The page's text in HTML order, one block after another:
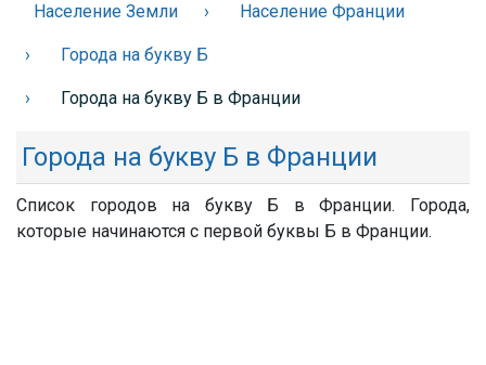
Население Земли Население Франции
Города на букву Б
Города на букву Б в Франции
Города на букву Б в Франции
Список городов на букву Б в Франции. Города,
которые начинаются с первой буквы Б в Франции.